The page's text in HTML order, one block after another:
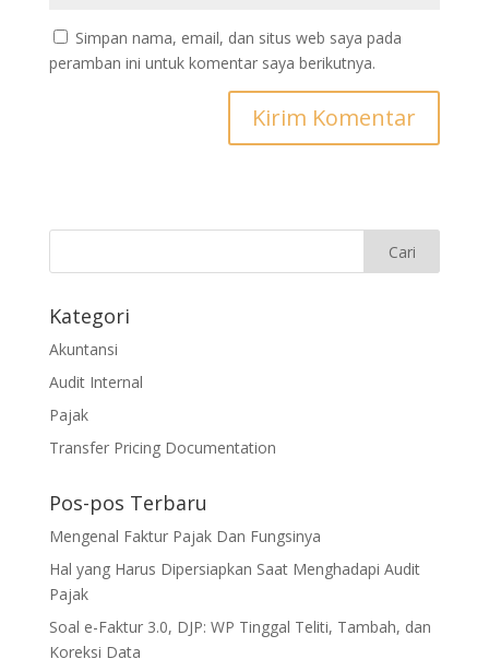
Simpan nama, email, dan situs web saya pada
peramban ini untuk komentar saya berikutnya.
Kategori
Akuntansi
Audit Internal
Pajak
Transfer Pricing Documentation
Pos-pos Terbaru
Mengenal Faktur Pajak Dan Fungsinya
Hal yang Harus Dipersiapkan Saat Menghadapi Audit
Pajak
Soal e-Faktur 3.0, DJP: WP Tinggal Teliti, Tambah, dan
Koreksi Data